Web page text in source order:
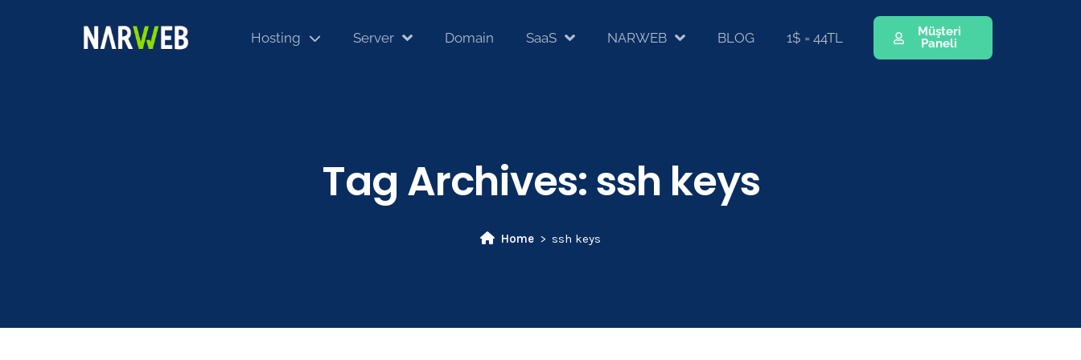
Hosting Server Domain SaaS NARWEB BLOG 1$ = 44TL
Müşteri
Paneli
Tag Archives:ssh keys
Home ssh keys